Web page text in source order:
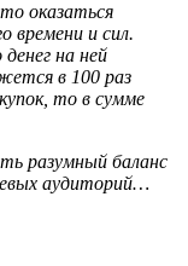
оказаться
времени и сил.
на ней
в 100 раз
то в сумме
разумный баланс
аудиторий…